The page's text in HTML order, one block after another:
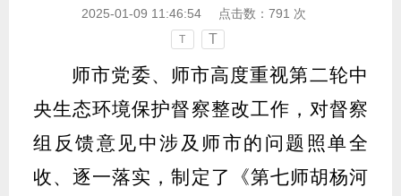
2025-01-09 11:46:54 点击数： 791 次
T T
师市党委、师市高度重视第二轮中
央生态环境保护督察整改工作，对督察
组反馈意见中涉及师市的问题照单全
收、逐一落实，制定了
《第七师胡杨河